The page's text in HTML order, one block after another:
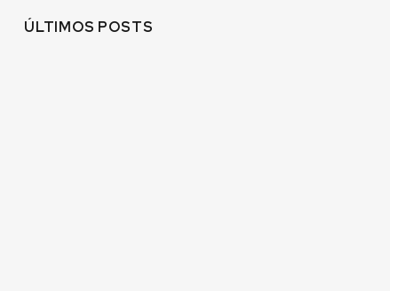
ÚLTIMOS POSTS